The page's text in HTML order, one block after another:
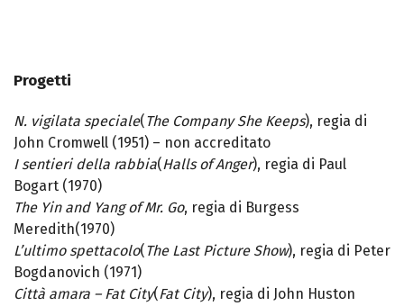
Progetti
N. vigilata speciale( The Company She Keeps), regia di
John Cromwell (1951) – non accreditato
I sentieri della rabbia(Halls of Anger), regia di Paul
Bogart (1970)
The Yin and Yang of Mr. Go, regia di Burgess
Meredith(1970)
L’ultimo spettacolo( The Last Picture Show), regia di Peter
Bogdanovich (1971)
Città amara – Fat City(Fat City), regia di John Huston